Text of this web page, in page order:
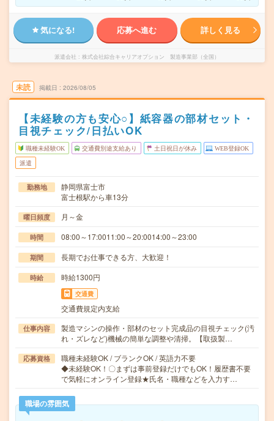
気になる! 応募へ進む 詳しく見る
派遣会社 株式会社綜合キャリアオプション 製造事業部（全国）
未読 掲載日 2026/08/05
【未経験の方も安心○】紙容器の部材セット・
目視チェック/日払いOK
職種未経験OK 交通費別途支給あり 土日祝日が休み WEB登録OK
派遣
勤務地
静岡県富士市
富士根駅から車13分
曜日頻度 月～金
時間 08:00～17:0011:00～20:0014:00～23:00
期間 長期でお仕事できる方、大歓迎！
時給 時給1300円
交通費
交通費規定内支給
仕事内容
製造マシンの操作・部材のセット完成品の目視チェック(汚
れ・ズレなど)機械の簡単な調整や清掃。【取扱製…
応募資格
職種未経験OK / ブランクOK / 英語力不要
◆未経験OK！〇まずは事前登録だけでもOK！履歴書不要
で気軽にオンライン登録★氏名・職種などを入力す…
職場の雰囲気